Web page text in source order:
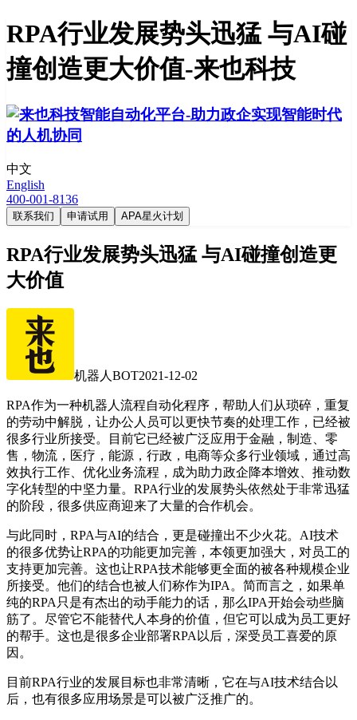
RPA行业发展势头迅猛 与AI碰
撞创造更大价值-来也科技
中文
English
400-001-8136
联系我们 申请试用 APA星火计划
RPA行业发展势头迅猛 与AI碰撞创造更
大价值
机器人BOT2021-12-02
RPA作为一种机器人流程自动化程序，帮助人们从琐碎，重复
的劳动中解脱，让办公人员可以更快节奏的处理工作，已经被
很多行业所接受。目前它已经被广泛应用于金融，制造、零
售，物流，医疗，能源，行政，电商等众多行业领域，通过高
效执行工作、优化业务流程，成为助力政企降本增效、推动数
字化转型的中坚力量。RPA行业的发展势头依然处于非常迅猛
的阶段，很多供应商迎来了大量的合作机会。
与此同时，RPA与AI的结合，更是碰撞出不少火花。AI技术
的很多优势让RPA的功能更加完善，本领更加强大，对员工的
支持更加完善。这也让RPA技术能够更全面的被各种规模企业
所接受。他们的结合也被人们称作为IPA。简而言之，如果单
纯的RPA只是有杰出的动手能力的话，那么IPA开始会动些脑
筋了。尽管它不能替代人本身的价值，但它可以成为员工更好
的帮手。这也是很多企业部署RPA以后，深受员工喜爱的原
因。
目前RPA行业的发展目标也非常清晰，它在与AI技术结合以
后，也有很多应用场景是可以被广泛推广的。